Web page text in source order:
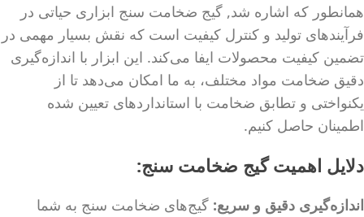
همانطور که اشاره شد, گیج ضخامت سنج ابزاری حیاتی در
فرآیندهای تولید و کنترل کیفیت است که نقش بسیار مهمی در
تضمین کیفیت محصولات ایفا می‌کند. این ابزار با اندازه‌گیری
دقیق ضخامت مواد مختلف، به ما امکان می‌دهد تا از
یکنواختی و تطابق ضخامت با استانداردهای تعیین شده
اطمینان حاصل کنیم.
دلایل اهمیت گیج ضخامت سنج:
اندازه‌گیری دقیق و سریع: گیج‌های ضخامت سنج به شما